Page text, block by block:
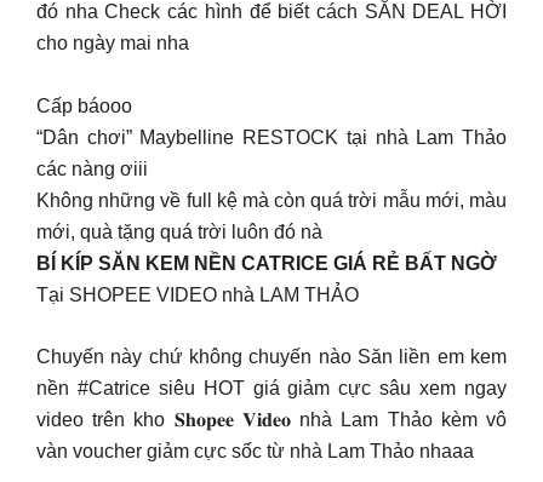
đó nha Check các hình để biết cách SĂN DEAL HỜI
cho ngày mai nha
Cấp báooo
“Dân chơi” Maybelline RESTOCK tại nhà Lam Thảo
các nàng ơiii
Không những về full kệ mà còn quá trời mẫu mới, màu
mới, quà tặng quá trời luôn đó nà
BÍ KÍP SĂN KEM NỀN CATRICE GIÁ RẺ BẤT NGỜ
Tại SHOPEE VIDEO nhà LAM THẢO
Chuyến này chứ không chuyến nào Săn liền em kem
nền #Catrice siêu HOT giá giảm cực sâu xem ngay
video trên kho 𝐒𝐡𝐨𝐩𝐞𝐞 𝐕𝐢𝐝𝐞𝐨 nhà Lam Thảo kèm vô
vàn voucher giảm cực sốc từ nhà Lam Thảo nhaaa